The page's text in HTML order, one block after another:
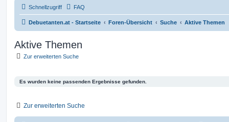
Schnellzugriff FAQ
Debuetanten.at - Startseite Foren-Übersicht Suche Aktive Themen
Aktive Themen
Zur erweiterten Suche
Es wurden keine passenden Ergebnisse gefunden.
Zur erweiterten Suche